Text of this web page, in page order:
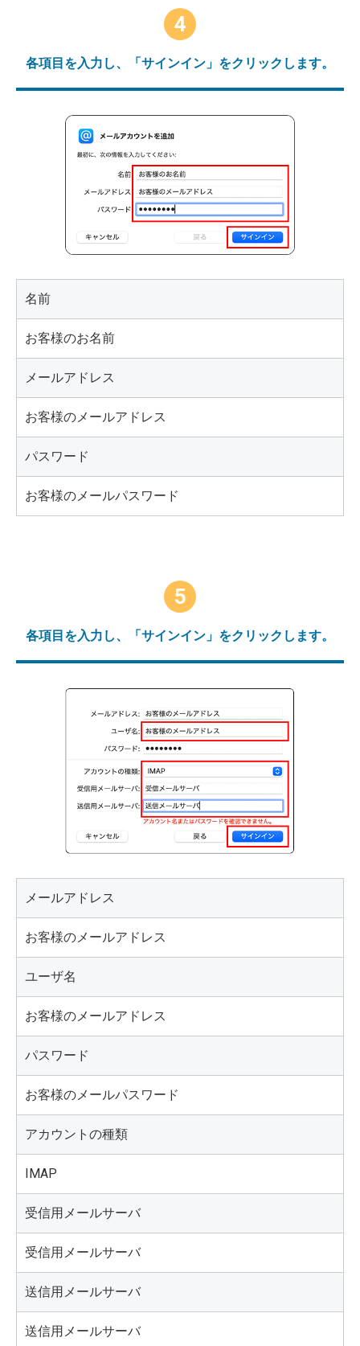
4
各項目を入力し、「サインイン」をクリックします。
名前
お客様のお名前
メールアドレス
お客様のメールアドレス
パスワード
お客様のメールパスワード
5
各項目を入力し、「サインイン」をクリックします。
メールアドレス
お客様のメールアドレス
ユーザ名
お客様のメールアドレス
パスワード
お客様のメールパスワード
アカウントの種類
IMAP
受信用メールサーバ
受信用メールサーバ
送信用メールサーバ
送信用メールサーバ